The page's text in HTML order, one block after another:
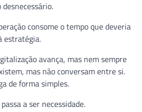
consome o tempo que deveria
estratégia.
avança, mas nem sempre
mas não conversam entre si.
de forma simples.
a ser necessidade.